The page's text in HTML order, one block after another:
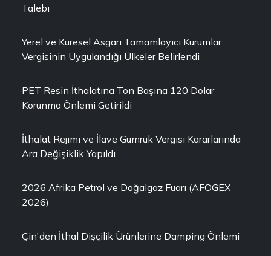
Talebi
Yerel ve Küresel Asgari Tamamlayıcı Kurumlar
Vergisinin Uygulandığı Ülkeler Belirlendi
PET Resin İthalatına Ton Başına 120 Dolar
Korunma Önlemi Getirildi
İthalat Rejimi ve İlave Gümrük Vergisi Kararlarında
Ara Değişiklik Yapıldı
2026 Afrika Petrol ve Doğalgaz Fuarı (AFOGEX
2026)
Çin'den İthal Dişçilik Ürünlerine Damping Önlemi